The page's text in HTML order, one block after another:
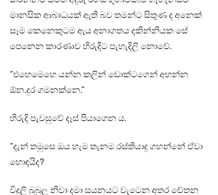
මානසික ආබාධයක් ඇති බව තමන්ට සිතුණ ද අනෙක්
සෑම කෙනෙකුටම ඇය අනාගතය දකින්නියක සේ
පෙනෙන කාරණාව හිරුදිට පැහැදිලි නොවේ.
“එහෙමෙහෙ යන්න කලින් ඩොක්ටගෙන් අහන්න
ඕන.දුර ගමනක්නෙ.”
හිරුදි පැවසුවේ දෑස් පියාගෙන ය.
“දැන් තමුසෙ ඔය හැම තැනම රස්තියාදු ගහන්නේ ඒවා
හොඳයිද?
විදුලි බුබුල නිවා දමා සයනයට වැටෙන අතර චේතන